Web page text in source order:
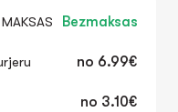
Bezmaksas
no 6.99€
no 3.10€